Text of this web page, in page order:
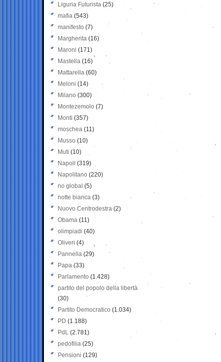
Liguria Futurista (25)
mafia (543)
manifesto (7)
Margherita (16)
Maroni (171)
Mastella (16)
Mattarella (60)
Meloni (14)
Milano (300)
Montezemolo (7)
Monti (357)
moschea (11)
Musso (10)
Muti (10)
Napoli (319)
Napolitano (220)
no global (5)
notte bianca (3)
Nuovo Centrodestra (2)
Obama (11)
olimpiadi (40)
Oliveri (4)
Pannella (29)
Papa (33)
Parlamento (1.428)
partito del popolo della libertà
(30)
Partito Democratico (1.034)
PD (1.188)
PdL (2.781)
pedofilia (25)
Pensioni (129)